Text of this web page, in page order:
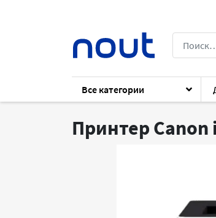
Все категории
Каталог Оргтехника
Принтер Canon